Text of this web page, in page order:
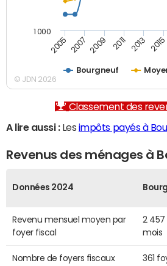
Bourgneuf
2005 2007 2009 2011 2013 2015
1 000
© JDN 2026
Classement des
A lire aussi :Les impôts payés à
Revenus des ménages à
Données 2024
Revenu mensuel moyen par
foyer fiscal
2
mois
Nombre de foyers fiscaux 361